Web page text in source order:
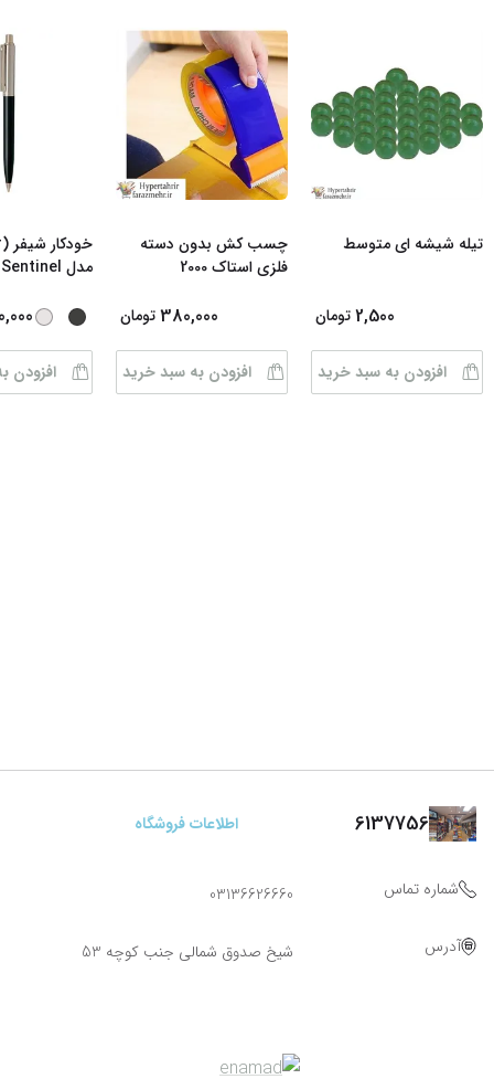
تیله شیشه ای متوسط
2,500 تومان
افزودن به سبد خرید
چسب کش بدون دسته
فلزی استاک 2000
380,000 تومان
افزودن به سبد خرید
مدل Sentinel رن
افزودن
6137756 اطلاعات فروشگاه
شماره تماس 03136626660
آدرس شیخ صدوق شمالی جنب کوچه 53